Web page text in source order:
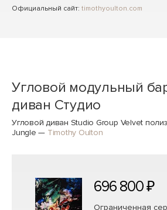
Официальный сайт: timothyoulton.com
Угловой модульный
диван Студио
Угловой диван Studio Group Velvet
Jungle — Timothy Oulton
696 800 ₽
Ограниченная